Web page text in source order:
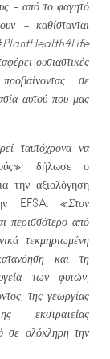
– από το φαγητό
– καθίστανται
PlantHealth4Life
ουσιαστικές
σε
αυτού που μας
ταυτόχρονα να
», δήλωσε ο
την αξιολόγηση
EFSA. «Στον
περισσότερο από
τεκμηριωμένη
και τη
των φυτών,
της γεωργίας
εκστρατείας
σε ολόκληρη την